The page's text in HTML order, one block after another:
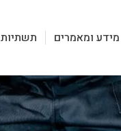
מידע ומאמרים תשתיות